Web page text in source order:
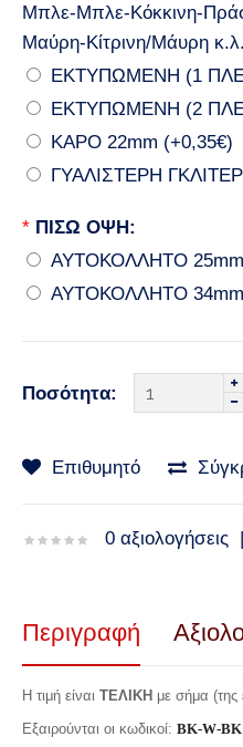
Μπλε-Μπλε-Κόκκινη-
Μαύρη-Κίτρινη/Μάυρη
ΕΚΤΥΠΩΜΕΝΗ (1
ΕΚΤΥΠΩΜΕΝΗ (2
ΚΑΡΟ 22mm (+0,35€)
ΓΥΑΛΙΣΤΕΡΗ
* ΠΙΣΩ ΟΨΗ:
ΑΥΤΟΚΟΛΛΗΤΟ 25mm
ΑΥΤΟΚΟΛΛΗΤΟ 34mm
Ποσότητα:
Επιθυμητό
0 αξιολογήσεις
Περιγραφή
Η τιμή είναι ΤΕΛΙΚΗ με σήμα
Εξαιρούνται οι κωδικοί: BK-W-BK